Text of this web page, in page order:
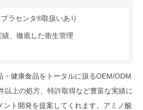
ラセンタ®取扱いあり
、徹底した衛生管理
・健康食品をトータルに扱るOEM/ODM
以上の処方、特許取得など豊富な実績に
ント開発を提案してくれます。アミノ酸